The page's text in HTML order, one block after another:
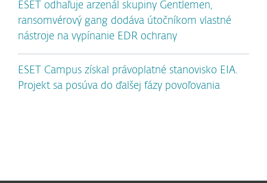
ESET odhaľuje arzenál skupiny Gentlemen,
ransomvérový gang dodáva útočníkom vlastné
nástroje na vypínanie EDR ochrany
ESET Campus získal právoplatné stanovisko EIA.
Projekt sa posúva do ďalšej fázy povoľovania